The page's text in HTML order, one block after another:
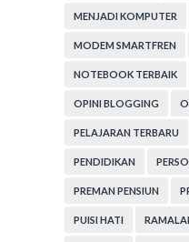
MENJADI KOMPUTER
MODEM SMARTFREN
NOTEBOOK TERBAIK
OPINI BLOGGING
PELAJARAN TERBARU
PENDIDIKAN
PREMAN PENSIUN
PUISI HATI